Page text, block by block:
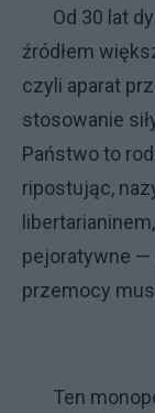
Od 30 lat
źródłem
czyli aparat
stosowanie
Państwo to
ripostując,
pejoratywne —
przemocy
Ten